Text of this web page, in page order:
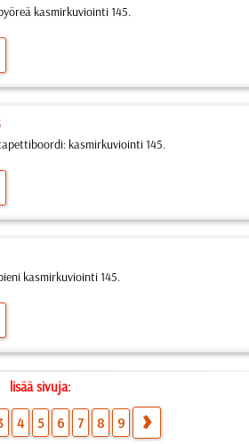
kasmirkuviointi 145.
kasmirkuviointi 145.
kasmirkuviointi 145.
lisää sivuja:
4 5 6 7 8 9